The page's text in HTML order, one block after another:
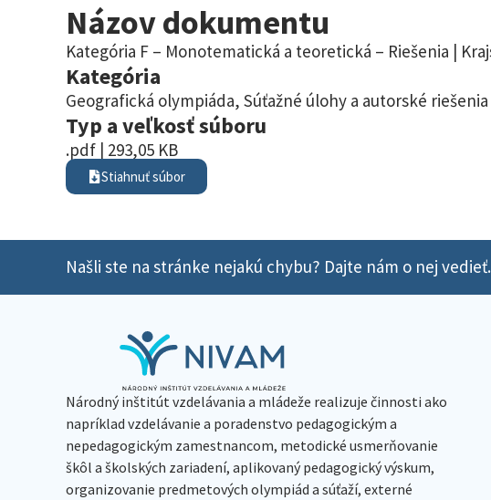
Názov dokumentu
Kategória F – Monotematická a teoretická – Riešenia |
Kategória
Geografická olympiáda, Súťažné úlohy a autorské riešenia
Typ a veľkosť súboru
.pdf | 293,05 KB
Stiahnuť súbor
Našli ste na stránke nejakú chybu? Dajte nám o nej vedieť.
Národný inštitút vzdelávania a mládeže realizuje činnosti ako
napríklad vzdelávanie a poradenstvo pedagogickým a
nepedagogickým zamestnancom, metodické usmerňovanie
škôl a školských zariadení, aplikovaný pedagogický výskum,
organizovanie predmetových olympiád a súťaží, externé